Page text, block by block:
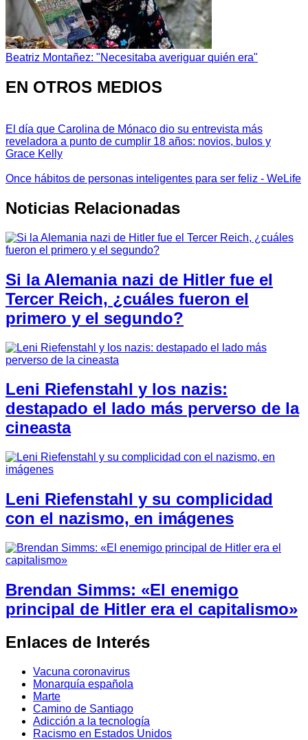
Beatriz Montañez: "Necesitaba averiguar quién era"
EN OTROS MEDIOS
El día que Carolina de Mónaco dio su entrevista más
reveladora a punto de cumplir 18 años: novios, bulos y
Grace Kelly
Once hábitos de personas inteligentes para ser feliz - WeLife
Noticias Relacionadas
Si la Alemania nazi de Hitler fue el
Tercer Reich, ¿cuáles fueron el
primero y el segundo?
Leni Riefenstahl y los nazis:
destapado el lado más perverso de la
cineasta
Leni Riefenstahl y su complicidad
con el nazismo, en imágenes
Brendan Simms: «El enemigo
principal de Hitler era el capitalismo»
Enlaces de Interés
Vacuna coronavirus
Monarquía española
Marte
Camino de Santiago
Adicción a la tecnología
Racismo en Estados Unidos